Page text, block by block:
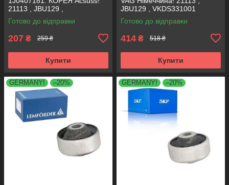
21113 , JBU129 ,
VKDS331001
Готово до відправки
207 ₴ 259 ₴
Купити
JBU129 , VKDS331001
Готово до відправки
414 ₴ 518 ₴
Купити
GERMANY! –20% GERMANY! –20%